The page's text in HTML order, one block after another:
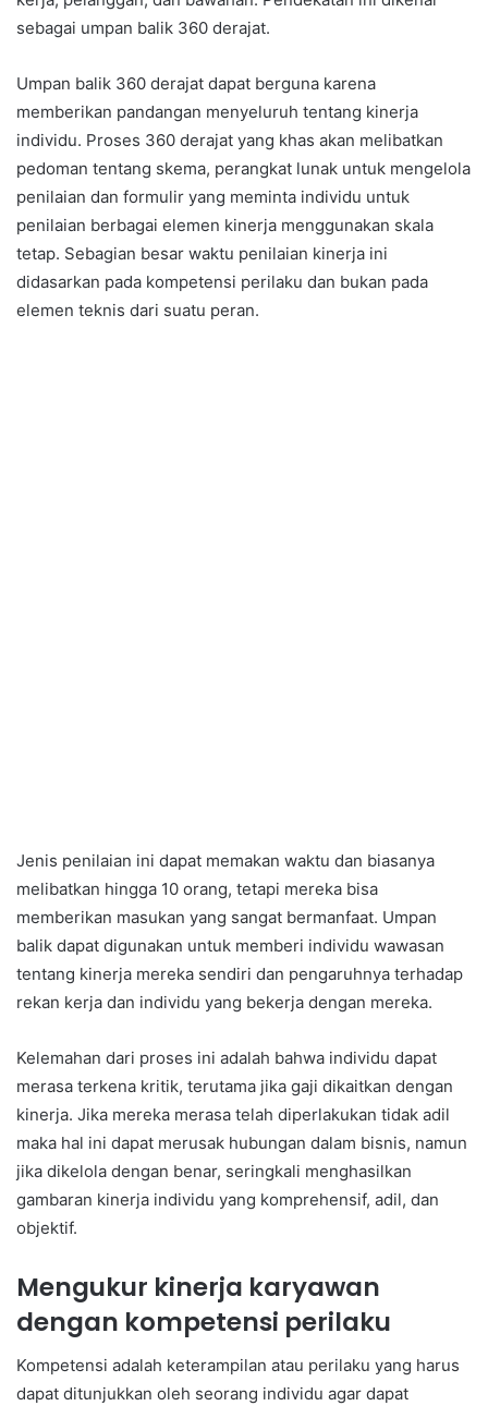
sebagai umpan balik 360 derajat.
Umpan balik 360 derajat dapat berguna karena
memberikan pandangan menyeluruh tentang kinerja
individu. Proses 360 derajat yang khas akan melibatkan
pedoman tentang skema, perangkat lunak untuk mengelola
penilaian dan formulir yang meminta individu untuk
penilaian berbagai elemen kinerja menggunakan skala
tetap. Sebagian besar waktu penilaian kinerja ini
didasarkan pada kompetensi perilaku dan bukan pada
elemen teknis dari suatu peran.
Jenis penilaian ini dapat memakan waktu dan biasanya
melibatkan hingga 10 orang, tetapi mereka bisa
memberikan masukan yang sangat bermanfaat. Umpan
balik dapat digunakan untuk memberi individu wawasan
tentang kinerja mereka sendiri dan pengaruhnya terhadap
rekan kerja dan individu yang bekerja dengan mereka.
Kelemahan dari proses ini adalah bahwa individu dapat
merasa terkena kritik, terutama jika gaji dikaitkan dengan
kinerja. Jika mereka merasa telah diperlakukan tidak adil
maka hal ini dapat merusak hubungan dalam bisnis, namun
jika dikelola dengan benar, seringkali menghasilkan
gambaran kinerja individu yang komprehensif, adil, dan
objektif.
Mengukur kinerja karyawan
dengan kompetensi perilaku
Kompetensi adalah keterampilan atau perilaku yang harus
dapat ditunjukkan oleh seorang individu agar dapat